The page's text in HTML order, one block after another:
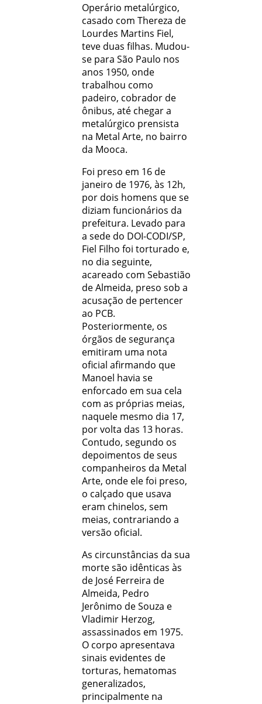
Operário metalúrgico,
casado com Thereza de
Lourdes Martins Fiel,
teve duas filhas. Mudou-
se para São Paulo nos
anos 1950, onde
trabalhou como
padeiro, cobrador de
ônibus, até chegar a
metalúrgico prensista
na Metal Arte, no bairro
da Mooca.
Foi preso em 16 de
janeiro de 1976, às 12h,
por dois homens que se
diziam funcionários da
prefeitura. Levado para
a sede do DOI-CODI/SP,
Fiel Filho foi torturado e,
no dia seguinte,
acareado com Sebastião
de Almeida, preso sob a
acusação de pertencer
ao PCB.
Posteriormente, os
órgãos de segurança
emitiram uma nota
oficial afirmando que
Manoel havia se
enforcado em sua cela
com as próprias meias,
naquele mesmo dia 17,
por volta das 13 horas.
Contudo, segundo os
depoimentos de seus
companheiros da Metal
Arte, onde ele foi preso,
o calçado que usava
eram chinelos, sem
meias, contrariando a
versão oficial.
As circunstâncias da sua
morte são idênticas às
de José Ferreira de
Almeida, Pedro
Jerônimo de Souza e
Vladimir Herzog,
assassinados em 1975.
O corpo apresentava
sinais evidentes de
torturas, hematomas
generalizados,
principalmente na